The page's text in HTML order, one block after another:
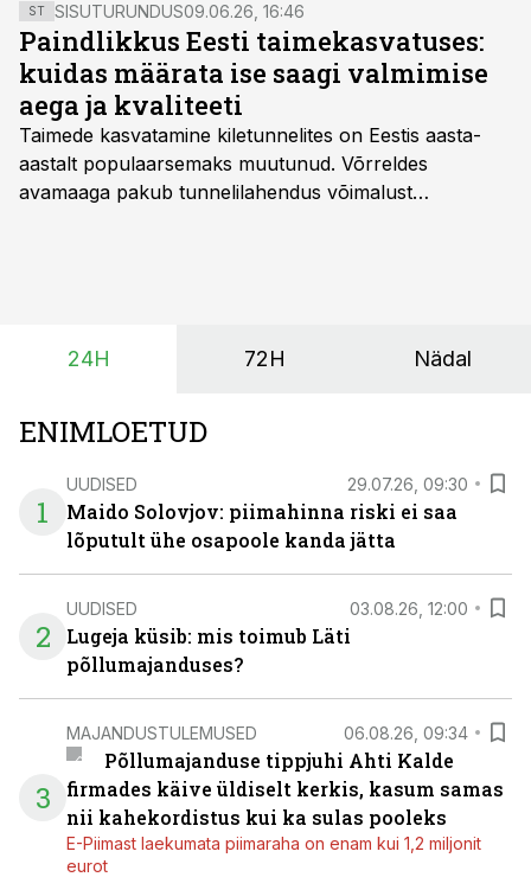
ST SISUTURUNDUS09.06.26, 16:46
Paindlikkus Eesti taimekasvatuses:
kuidas määrata ise saagi valmimise
aega ja kvaliteeti
Taimede kasvatamine kiletunnelites on Eestis aasta-
aastalt populaarsemaks muutunud. Võrreldes
avamaaga pakub tunnelilahendus võimalust
24H 72H Nädal
ENIMLOETUD
1
UUDISED 29.07.26, 09:30
Maido Solovjov: piimahinna riski ei saa
lõputult ühe osapoole kanda jätta
2
UUDISED 03.08.26, 12:00
Lugeja küsib: mis toimub Läti
põllumajanduses?
3
MAJANDUSTULEMUSED 06.08.26, 09:34
Põllumajanduse tippjuhi Ahti Kalde
firmades käive üldiselt kerkis, kasum samas
nii kahekordistus kui ka sulas pooleks
E-Piimast laekumata piimaraha on enam kui 1,2 miljonit
eurot